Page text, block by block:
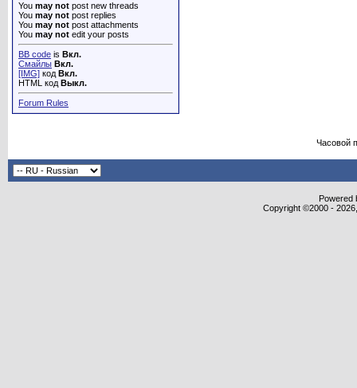
You may not post new threads
You may not post replies
You may not post attachments
You may not edit your posts
BB code is Вкл.
Смайлы Вкл.
[IMG] код Вкл.
HTML код Выкл.
Forum Rules
Часовой
Powered
Copyright ©2000 -